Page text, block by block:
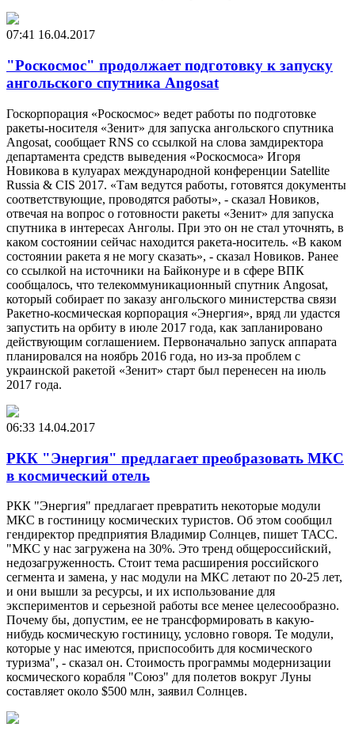
07:41 16.04.2017
"Роскосмос" продолжает подготовку к запуску
ангольского спутника Angosat
Госкорпорация «Роскосмос» ведет работы по подготовке
ракеты-носителя «Зенит» для запуска ангольского спутника
Angosat, сообщает RNS со ссылкой на слова замдиректора
департамента средств выведения «Роскосмоса» Игоря
Новикова в кулуарах международной конференции Satellite
Russia & CIS 2017. «Там ведутся работы, готовятся документы
соответствующие, проводятся работы», - сказал Новиков,
отвечая на вопрос о готовности ракеты «Зенит» для запуска
спутника в интересах Анголы. При это он не стал уточнять, в
каком состоянии сейчас находится ракета-носитель. «В каком
состоянии ракета я не могу сказать», - сказал Новиков. Ранее
со ссылкой на источники на Байконуре и в сфере ВПК
сообщалось, что телекоммуникационный спутник Angosat,
который собирает по заказу ангольского министерства связи
Ракетно-космическая корпорация «Энергия», вряд ли удастся
запустить на орбиту в июле 2017 года, как запланировано
действующим соглашением. Первоначально запуск аппарата
планировался на ноябрь 2016 года, но из-за проблем с
украинской ракетой «Зенит» старт был перенесен на июль
2017 года.
06:33 14.04.2017
РКК "Энергия" предлагает преобразовать МКС
в космический отель
РКК "Энергия" предлагает превратить некоторые модули
МКС в гостиницу космических туристов. Об этом сообщил
гендиректор предприятия Владимир Солнцев, пишет ТАСС.
"МКС у нас загружена на 30%. Это тренд общероссийский,
недозагруженность. Стоит тема расширения российского
сегмента и замена, у нас модули на МКС летают по 20-25 лет,
и они вышли за ресурсы, и их использование для
экспериментов и серьезной работы все менее целесообразно.
Почему бы, допустим, ее не трансформировать в какую-
нибудь космическую гостиницу, условно говоря. Те модули,
которые у нас имеются, приспособить для космического
туризма", - сказал он. Стоимость программы модернизации
космического корабля "Союз" для полетов вокруг Луны
составляет около $500 млн, заявил Солнцев.